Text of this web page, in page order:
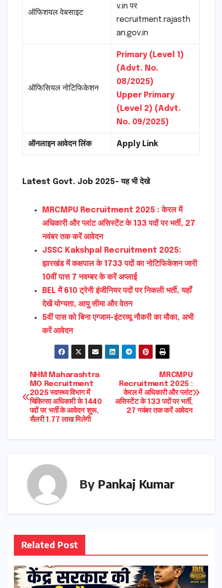
ऑफिशयल वेबसाइट
v.in पर
recruitment.rajasth
an.gov.in
ऑफिसियल नोटिफिकेशन
Primary (Level 1)
(Advt. No.
08/2025)
Upper Primary
(Level 2) (Advt.
No. 09/2025)
ऑनलाइन आवेदन लिंक Apply Link
Latest Govt. Job 2025- यह भी देखे
MRCMPU Recruitment 2025 : केरल में
अधिकारी और प्लांट असिस्टेंट के 133 पदों पर भर्ती, 27
नवंबर तक करें आवेदन
JSSC Kakshpal Recruitment 2025:
झारखंड में कक्षपाल के 1733 पदों का नोटिफिकेशन जारी
10वीं पास 7 नवम्बर के करें अप्लाई
BEL में 610 ट्रेनी इंजीनियर पदों पर निकली भर्ती, यहाँ
देखें योग्यता, आयु सीमा और वेतन
5वीं पास को बिना एग्जाम-इंटरव्यू नौकरी का मौका, अभी
करें आवेदन
Post
navigation
MRCMPU
Recruitment 2025 :
केरल में अधिकारी और प्लांट
असिस्टेंट के 133 पदों पर भर्ती,
27 नवंबर तक करें आवेदन
NHM Maharashtra
MO Recruitment
2025 स्वास्थ्य विभाग में
चिकित्सा अधिकारी के 1440
पदों पर भर्ती के आवेदन शुरू,
सैलरी 1.77 लाख मिलेगी
By Pankaj Kumar
Related Post